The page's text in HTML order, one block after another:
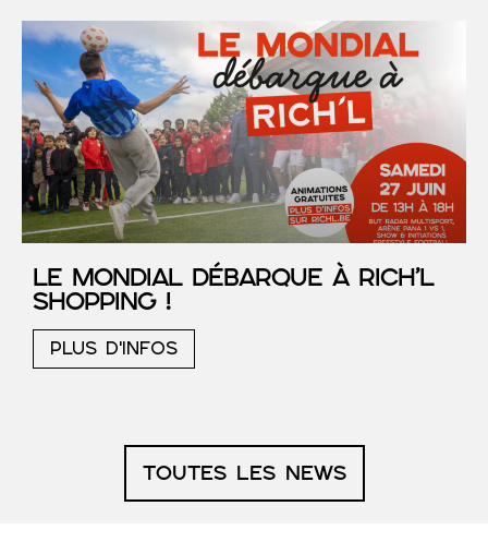
Le Mondial débarque à RICH’L
Shopping !
PLUS D'INFOS
Toutes les news